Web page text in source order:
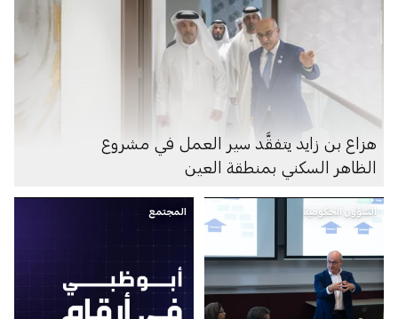
هزاع بن زايد يتفقَّد سير العمل في مشروع
الظاهر السكني بمنطقة العين
الشؤون الحكومية المجتمع